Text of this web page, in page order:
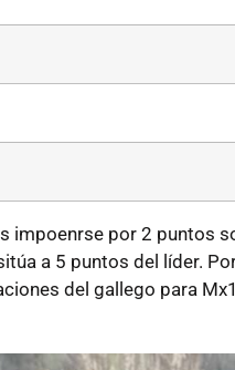
impoenrse por 2 puntos
a 5 puntos del líder.
del gallego para